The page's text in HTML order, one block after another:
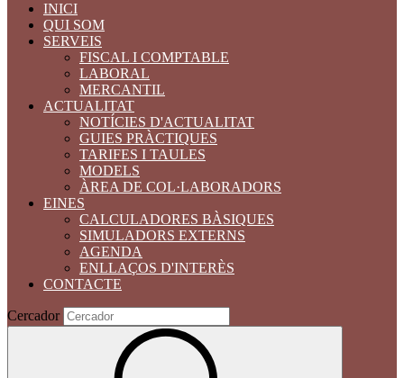
INICI
QUI SOM
SERVEIS
FISCAL I COMPTABLE
LABORAL
MERCANTIL
ACTUALITAT
NOTÍCIES D'ACTUALITAT
GUIES PRÀCTIQUES
TARIFES I TAULES
MODELS
ÀREA DE COL·LABORADORS
EINES
CALCULADORES BÀSIQUES
SIMULADORS EXTERNS
AGENDA
ENLLAÇOS D'INTERÈS
CONTACTE
Cercador